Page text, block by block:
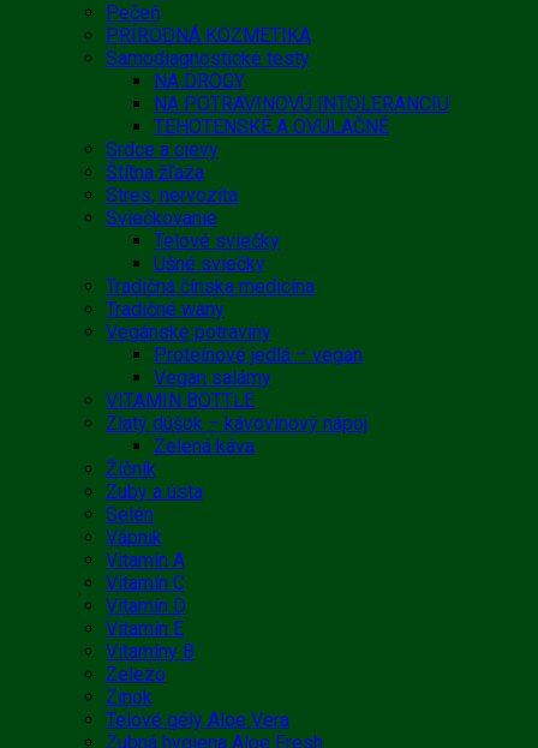
Pečeň
PRÍRODNÁ KOZMETIKA
Samodiagnostické testy
NA DROGY
NA POTRAVINOVÚ INTOLERANCIU
TEHOTENSKÉ A OVULAČNÉ
Srdce a cievy
Štítna žľaza
Stres, nervozita
Sviečkovanie
Telové sviečky
Ušné sviečky
Tradičná čínska medicína
Tradičné wany
Vegánske potraviny
Proteínové jedlá – vegan
Vegan salámy
VITAMIN BOTTLE
Zlatý dúšok – kávovinový nápoj
Zelená káva
Žlčník
Zuby a ústa
Selén
Vápnik
Vitamín A
Vitamín C
Vitamín D
Vitamín E
Vitamíny B
Zelezo
Zinok
Telové gély Aloe Vera
Zubná hygiena Aloe Fresh